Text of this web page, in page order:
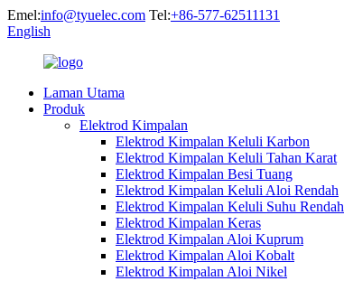
Emel:info@tyuelec.com Tel:+86-577-62511131
English
Laman Utama
Produk
Elektrod Kimpalan
Elektrod Kimpalan Keluli Karbon
Elektrod Kimpalan Keluli Tahan Karat
Elektrod Kimpalan Besi Tuang
Elektrod Kimpalan Keluli Aloi Rendah
Elektrod Kimpalan Keluli Suhu Rendah
Elektrod Kimpalan Keras
Elektrod Kimpalan Aloi Kuprum
Elektrod Kimpalan Aloi Kobalt
Elektrod Kimpalan Aloi Nikel